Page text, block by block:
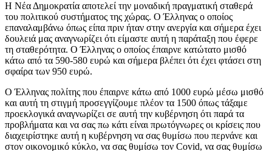
Η Νέα Δημοκρατία αποτελεί την μοναδική πραγματική σταθερά
του πολιτικού συστήματος της χώρας. Ο Έλληνας ο οποίος
επαναλαμβάνω όπως είπα πριν ήταν στην ανεργία και σήμερα έχει
δουλειά μας αναγνωρίζει ότι είμαστε αυτή η παράταξη που έφερε
τη σταθερότητα. Ο Έλληνας ο οποίος έπαιρνε κατώτατο μισθό
κάτω από τα 590-580 ευρώ και σήμερα βλέπει ότι έχει φτάσει στη
σφαίρα των 950 ευρώ.
Ο Έλληνας πολίτης που έπαιρνε κάτω από 1000 ευρώ μέσω μισθό
και αυτή τη στιγμή προσεγγίζουμε πλέον τα 1500 όπως τάξαμε
προεκλογικά αναγνωρίζει σε αυτή την κυβέρνηση ότι παρά τα
προβλήματα και να σας πω κάτι είναι πρωτόγνωρες οι κρίσεις που
διαχειρίστηκε αυτή η κυβέρνηση να σας θυμίσω που περνάνε και
στον οικονομικό κύκλο, να σας θυμίσω τον Covid, να σας θυμίσω